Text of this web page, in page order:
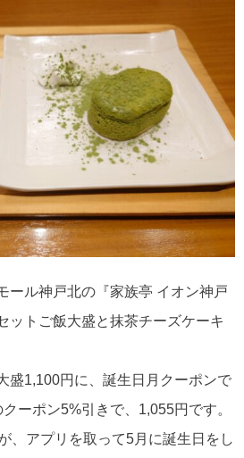
ール神戸北の『家族亭 イオン神戸
ットご飯大盛と抹茶チーズケーキ
盛1,100円に、誕生日月クーポンで
ーポン5%引きで、1,055円です。
、アプリを取って5月に誕生日をし